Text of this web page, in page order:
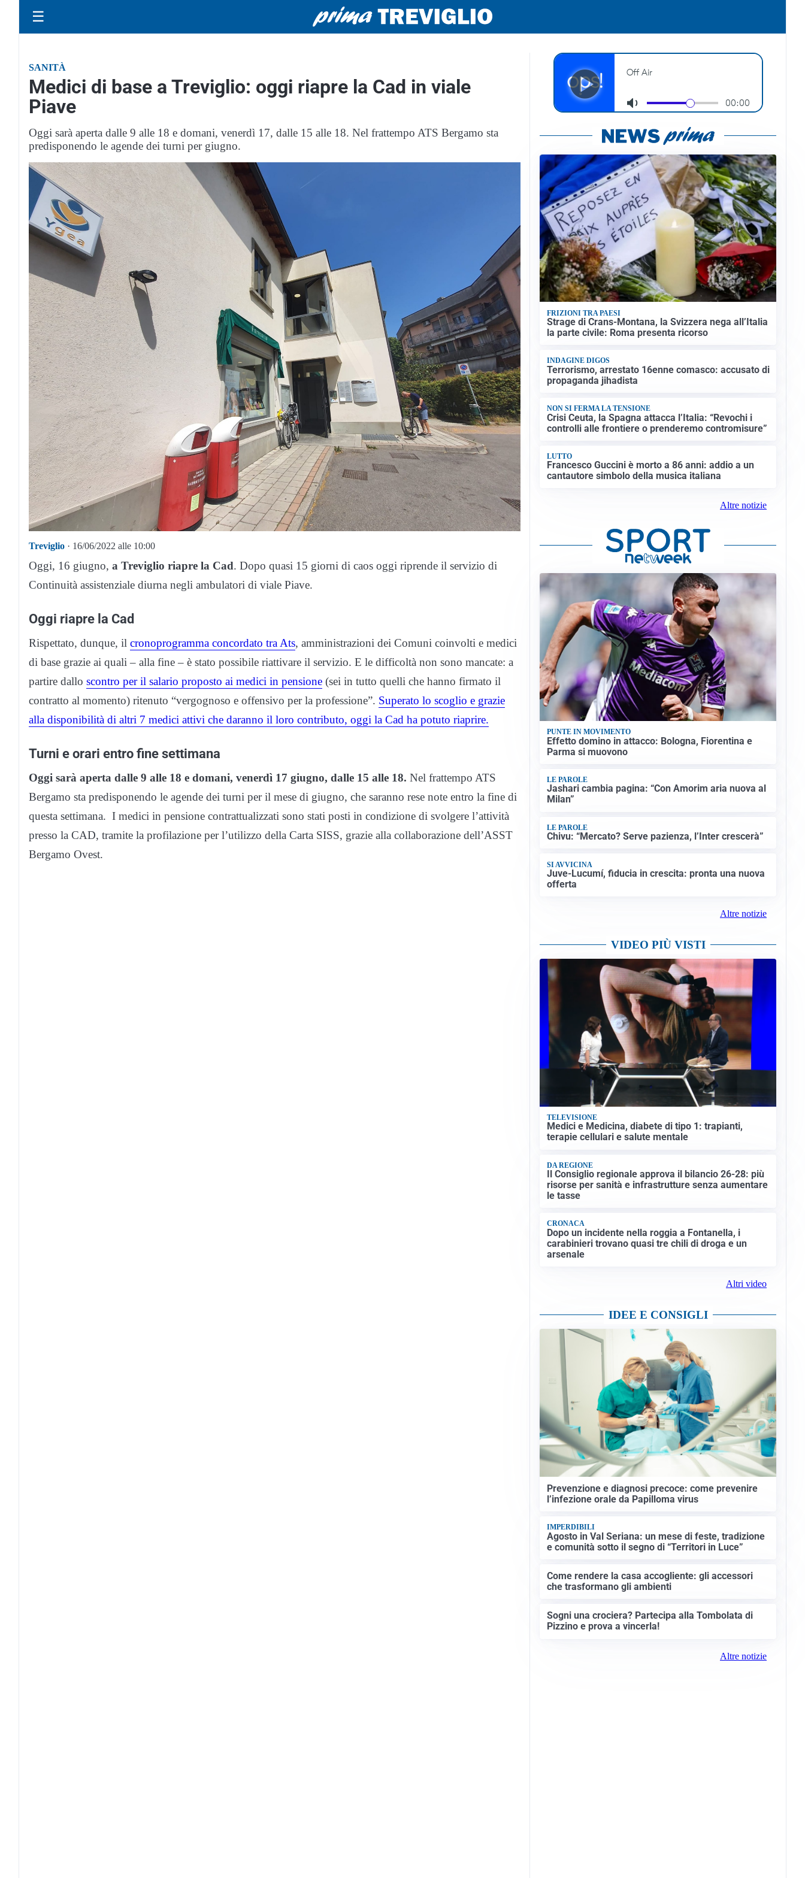
☰
SANITÀ
Medici di base a Treviglio: oggi riapre la Cad in viale
Piave
Oggi sarà aperta dalle 9 alle 18 e domani, venerdì 17, dalle 15 alle 18. Nel frattempo ATS Bergamo sta
predisponendo le agende dei turni per giugno.
Treviglio · 16/06/2022 alle 10:00
Oggi, 16 giugno, a Treviglio riapre la Cad. Dopo quasi 15 giorni di caos oggi riprende il servizio di
Continuità assistenziale diurna negli ambulatori di viale Piave.
Oggi riapre la Cad
Rispettato, dunque, il cronoprogramma concordato tra Ats, amministrazioni dei Comuni coinvolti e medici
di base grazie ai quali – alla fine – è stato possibile riattivare il servizio. E le difficoltà non sono mancate: a
partire dallo scontro per il salario proposto ai medici in pensione (sei in tutto quelli che hanno firmato il
contratto al momento) ritenuto “vergognoso e offensivo per la professione”. Superato lo scoglio e grazie
alla disponibilità di altri 7 medici attivi che daranno il loro contributo, oggi la Cad ha potuto riaprire.
Turni e orari entro fine settimana
Oggi sarà aperta dalle 9 alle 18 e domani, venerdì 17 giugno, dalle 15 alle 18. Nel frattempo ATS
Bergamo sta predisponendo le agende dei turni per il mese di giugno, che saranno rese note entro la fine di
questa settimana. I medici in pensione contrattualizzati sono stati posti in condizione di svolgere l’attività
presso la CAD, tramite la profilazione per l’utilizzo della Carta SISS, grazie alla collaborazione dell’ASST
Bergamo Ovest.
FRIZIONI TRA PAESI
Strage di Crans-Montana, la Svizzera nega all’Italia
la parte civile: Roma presenta ricorso
INDAGINE DIGOS
Terrorismo, arrestato 16enne comasco: accusato di
propaganda jihadista
NON SI FERMA LA TENSIONE
Crisi Ceuta, la Spagna attacca l’Italia: “Revochi i
controlli alle frontiere o prenderemo contromisure”
LUTTO
Francesco Guccini è morto a 86 anni: addio a un
cantautore simbolo della musica italiana
Altre notizie
PUNTE IN MOVIMENTO
Effetto domino in attacco: Bologna, Fiorentina e
Parma si muovono
LE PAROLE
Jashari cambia pagina: “Con Amorim aria nuova al
Milan”
LE PAROLE
Chivu: “Mercato? Serve pazienza, l’Inter crescerà”
SI AVVICINA
Juve-Lucumí, fiducia in crescita: pronta una nuova
offerta
Altre notizie
VIDEO PIÙ VISTI
TELEVISIONE
Medici e Medicina, diabete di tipo 1: trapianti,
terapie cellulari e salute mentale
DA REGIONE
Il Consiglio regionale approva il bilancio 26-28: più
risorse per sanità e infrastrutture senza aumentare
le tasse
CRONACA
Dopo un incidente nella roggia a Fontanella, i
carabinieri trovano quasi tre chili di droga e un
arsenale
Altri video
IDEE E CONSIGLI
Prevenzione e diagnosi precoce: come prevenire
l’infezione orale da Papilloma virus
IMPERDIBILI
Agosto in Val Seriana: un mese di feste, tradizione
e comunità sotto il segno di “Territori in Luce”
Come rendere la casa accogliente: gli accessori
che trasformano gli ambienti
Sogni una crociera? Partecipa alla Tombolata di
Pizzino e prova a vincerla!
Altre notizie